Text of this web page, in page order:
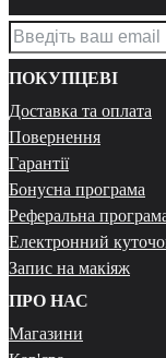
ПОКУПЦЕВІ
Доставка та оплата
Повернення
Гарантії
Бонусна програма
Реферальна
Електронний
Запис на макіяж
ПРО НАС
Магазини